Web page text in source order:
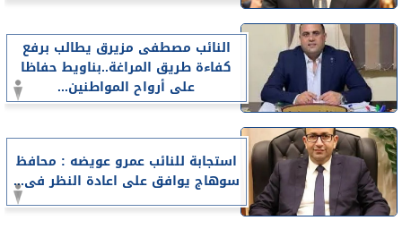
النائب مصطفى مزيرق يطالب برفع
كفاءة طريق المراغة..بناويط حفاظا
على أرواح المواطنين...
استجابة للنائب عمرو عويضه : محافظ
سوهاج يوافق على اعادة النظر فى...